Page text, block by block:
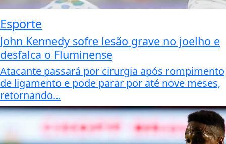
Esporte
John Kennedy sofre lesão grave no joelho e
desfalca o Fluminense
Atacante passará por cirurgia após rompimento
de ligamento e pode parar por até nove meses,
retornando...